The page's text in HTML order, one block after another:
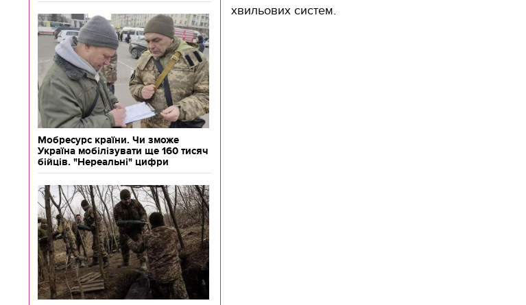
Мобресурс країни. Чи зможе
Україна мобілізувати ще 160 тисяч
бійців. "Нереальні" цифри
хвильових систем.